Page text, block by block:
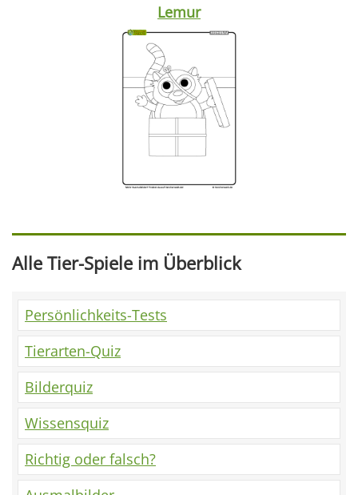
Lemur
Alle Tier-Spiele im Überblick
Persönlichkeits-Tests
Tierarten-Quiz
Bilderquiz
Wissensquiz
Richtig oder falsch?